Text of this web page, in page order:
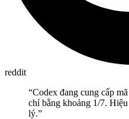
reddit
“Codex đang cung cấp
chỉ bằng khoảng 1/7.
lý.”